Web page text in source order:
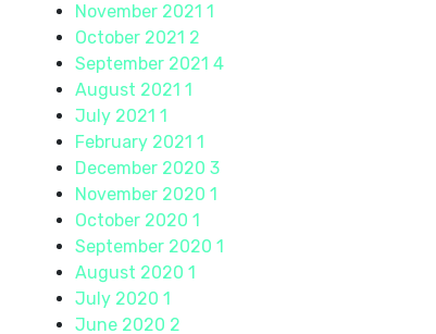
November 2021 1
October 2021 2
September 2021 4
August 2021 1
July 2021 1
February 2021 1
December 2020 3
November 2020 1
October 2020 1
September 2020 1
August 2020 1
July 2020 1
June 2020 2